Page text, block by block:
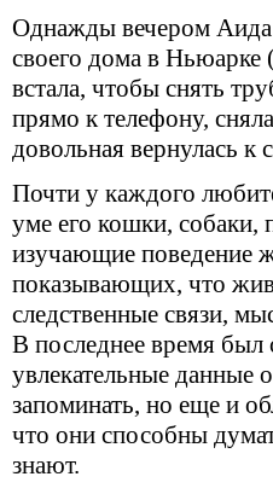
Однажды вечером Аида
своего дома в Ньюарке
встала, чтобы снять
прямо к телефону,
довольная вернулась к
Почти у каждого
уме его кошки,
изучающие поведение
показывающих, что
следственные связи,
В последнее время
увлекательные данные
запоминать, но еще и
что они способны
знают.